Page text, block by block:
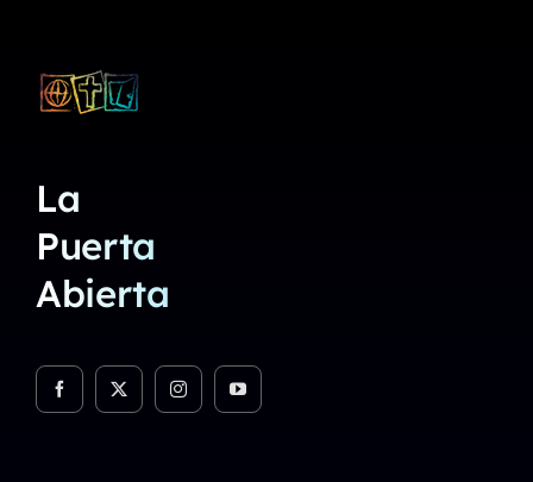
La
Puerta
Abierta